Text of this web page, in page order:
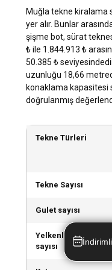
Muğla'nın turkuaz
koyları, her yaz
idealdir. Özellikle
Muğla'da oldukça
gibi doğa sporları da
Muğla
demirleme yerleri
Muğla'da birçok
Bunların arasında
Marina ve Fethiye Ece
marinalar, modern
Etkinlik
kiralayabilir miyim?
Muğla'da tekne
mevcuttur. Doğum
mezuniyet
Muğla tekne kiralama
yer alır. Bunlar
şişme bot, sürat
₺ ile 1.844.913 ₺
50.385 ₺
uzunluğu 18,66
konaklama kapasitesi
doğrulanmış
Tekne Türleri
Tekne Sayısı
Gulet sayısı
Yelkenli tekne
sayısı